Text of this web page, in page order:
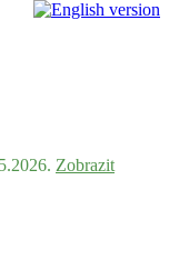
Zobrazit